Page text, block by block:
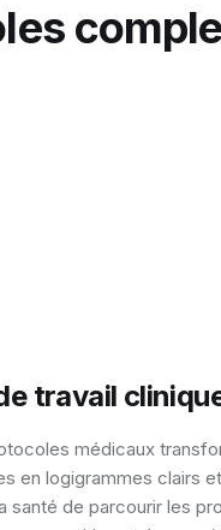
travail
médicaux
en logigrammes clairs
santé de parcourir les